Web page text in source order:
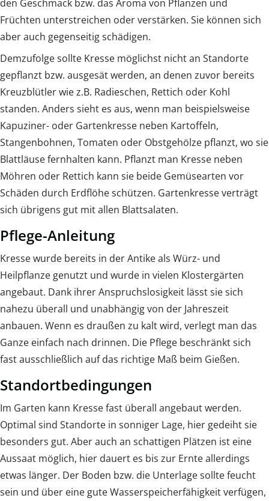
den Geschmack bzw. das Aroma von Pflanzen und
Früchten unterstreichen oder verstärken. Sie können sich
aber auch gegenseitig schädigen.
Demzufolge sollte Kresse möglichst nicht an Standorte
gepflanzt bzw. ausgesät werden, an denen zuvor bereits
Kreuzblütler wie z.B. Radieschen, Rettich oder Kohl
standen. Anders sieht es aus, wenn man beispielsweise
Kapuziner- oder Gartenkresse neben Kartoffeln,
Stangenbohnen, Tomaten oder Obstgehölze pflanzt, wo sie
Blattläuse fernhalten kann. Pflanzt man Kresse neben
Möhren oder Rettich kann sie beide Gemüsearten vor
Schäden durch Erdflöhe schützen. Gartenkresse verträgt
sich übrigens gut mit allen Blattsalaten.
Pflege-Anleitung
Kresse wurde bereits in der Antike als Würz- und
Heilpflanze genutzt und wurde in vielen Klostergärten
angebaut. Dank ihrer Anspruchslosigkeit lässt sie sich
nahezu überall und unabhängig von der Jahreszeit
anbauen. Wenn es draußen zu kalt wird, verlegt man das
Ganze einfach nach drinnen. Die Pflege beschränkt sich
fast ausschließlich auf das richtige Maß beim Gießen.
Standortbedingungen
Im Garten kann Kresse fast überall angebaut werden.
Optimal sind Standorte in sonniger Lage, hier gedeiht sie
besonders gut. Aber auch an schattigen Plätzen ist eine
Aussaat möglich, hier dauert es bis zur Ernte allerdings
etwas länger. Der Boden bzw. die Unterlage sollte feucht
sein und über eine gute Wasserspeicherfähigkeit verfügen,